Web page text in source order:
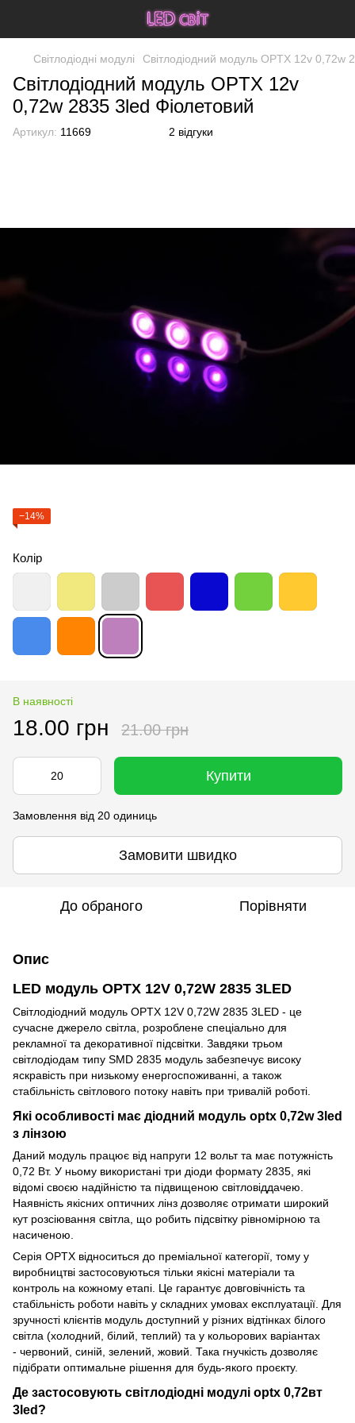
Світлодіодні модулі Світлодіодний модуль OPTX 12v 0,72w
Світлодіодний модуль OPTX 12v
0,72w 2835 3led Фіолетовий
Артикул: 11669 2 відгуки
−14%
Колір
В наявності
18.00 грн 21.00 грн
Купити
Замовлення від 20 одиниць
Замовити швидко
До обраного Порівняти
Опис
LED модуль OPTX 12V 0,72W 2835 3LED
Світлодіодний модуль OPTX 12V 0,72W 2835 3LED - це
сучасне джерело світла, розроблене спеціально для
рекламної та декоративної підсвітки. Завдяки трьом
світлодіодам типу SMD 2835 модуль забезпечує високу
яскравість при низькому енергоспоживанні, а також
стабільність світлового потоку навіть при тривалій роботі.
Які особливості має діодний модуль optx 0,72w 3led
з лінзою
Даний модуль працює від напруги 12 вольт та має потужність
0,72 Вт. У ньому використані три діоди формату 2835, які
відомі своєю надійністю та підвищеною світловіддачею.
Наявність якісних оптичних лінз дозволяє отримати широкий
кут розсіювання світла, що робить підсвітку рівномірною та
насиченою.
Серія OPTX відноситься до преміальної категорії, тому у
виробництві застосовуються тільки якісні матеріали та
контроль на кожному етапі. Це гарантує довговічність та
стабільність роботи навіть у складних умовах експлуатації. Для
зручності клієнтів модуль доступний у різних відтінках білого
світла (холодний, білий, теплий) та у кольорових варіантах
- червоний, синій, зелений, жовий. Така гнучкість дозволяє
підібрати оптимальне рішення для будь-якого проєкту.
Де застосовують світлодіодні модулі optx 0,72вт
3led?